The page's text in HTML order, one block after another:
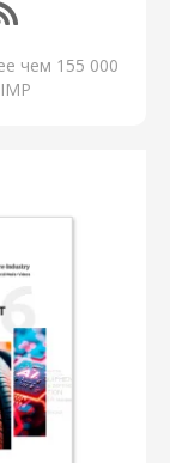
чем 155 000